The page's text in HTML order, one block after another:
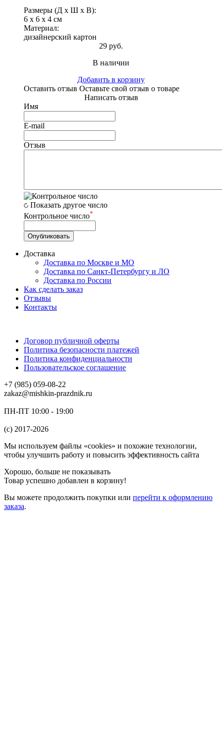
Размеры (Д x Ш x В):
6 x 6 x 4 см
Материал:
дизайнерский картон
29 руб.
В наличии
Добавить в корзину
Оставить отзыв Оставьте свой отзыв о товаре
Написать отзыв
Имя
E-mail
Отзыв
Показать другое число
Контрольное число*
Доставка
Доставка по Москве и МО
Доставка по Санкт-Петербургу и ЛО
Доставка по России
Как сделать заказ
Отзывы
Контакты
Договор публичной оферты
Политика безопасности платежей
Политика конфиденциальности
Пользовательское соглашение
+7 (985) 059-08-22
zakaz@mishkin-prazdnik.ru
ПН-ПТ 10:00 - 19:00
(c) 2017-2026
Мы используем файлы «cookies» и похожие технологии,
чтобы улучшить работу и повысить эффективность сайта
Хорошо, больше не показывать
Товар успешно добавлен в корзину!
Вы можете продолжить покупки или перейти к оформлению
заказа.